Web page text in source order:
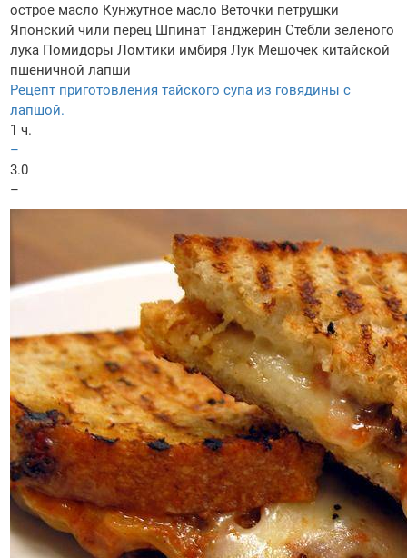
острое масло Кунжутное масло Веточки петрушки
Японский чили перец Шпинат Танджерин Стебли зеленого
лука Помидоры Ломтики имбиря Лук Мешочек китайской
пшеничной лапши
Рецепт приготовления тайского супа из говядины с
лапшой.
1 ч.
–
3.0
–